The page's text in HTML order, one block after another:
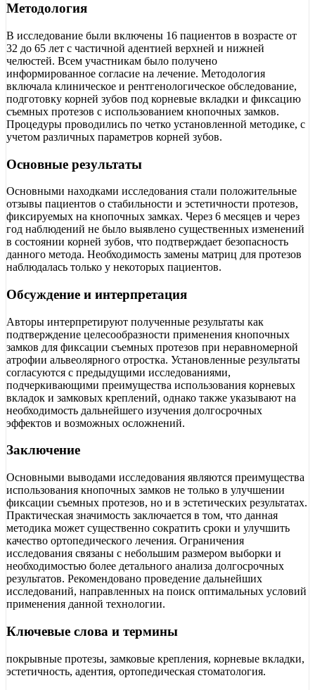
Методология
В исследование были включены 16 пациентов в возрасте от
32 до 65 лет с частичной адентией верхней и нижней
челюстей. Всем участникам было получено
информированное согласие на лечение. Методология
включала клиническое и рентгенологическое обследование,
подготовку корней зубов под корневые вкладки и фиксацию
съемных протезов с использованием кнопочных замков.
Процедуры проводились по четко установленной методике, с
учетом различных параметров корней зубов.
Основные результаты
Основными находками исследования стали положительные
отзывы пациентов о стабильности и эстетичности протезов,
фиксируемых на кнопочных замках. Через 6 месяцев и через
год наблюдений не было выявлено существенных изменений
в состоянии корней зубов, что подтверждает безопасность
данного метода. Необходимость замены матриц для протезов
наблюдалась только у некоторых пациентов.
Обсуждение и интерпретация
Авторы интерпретируют полученные результаты как
подтверждение целесообразности применения кнопочных
замков для фиксации съемных протезов при неравномерной
атрофии альвеолярного отростка. Установленные результаты
согласуются с предыдущими исследованиями,
подчеркивающими преимущества использования корневых
вкладок и замковых креплений, однако также указывают на
необходимость дальнейшего изучения долгосрочных
эффектов и возможных осложнений.
Заключение
Основными выводами исследования являются преимущества
использования кнопочных замков не только в улучшении
фиксации съемных протезов, но и в эстетических результатах.
Практическая значимость заключается в том, что данная
методика может существенно сократить сроки и улучшить
качество ортопедического лечения. Ограничения
исследования связаны с небольшим размером выборки и
необходимостью более детального анализа долгосрочных
результатов. Рекомендовано проведение дальнейших
исследований, направленных на поиск оптимальных условий
применения данной технологии.
Ключевые слова и термины
покрывные протезы, замковые крепления, корневые вкладки,
эстетичность, адентия, ортопедическая стоматология.